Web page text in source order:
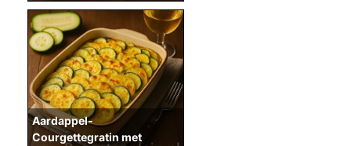
Aardappel-
Courgettegratin met